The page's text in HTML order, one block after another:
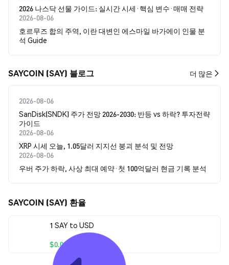
2026 나스닥 선물 가이드: 실시간 시세·핵심 변수·매매 전략
2026-08-06
호르무즈 합의 주역, 이란 대변인 에스마일 바가에이 인물 분
석 Guide
SAYCOIN (SAY) 블로그 더 많은
2026-08-06
SanDisk(SNDK) 주가 전망 2026-2030: 반등 vs 하락? 투자전략
가이드
2026-08-06
XRP 시세 오늘, 1.05달러 지지선 붕괴 분석 및 전망
2026-08-06
우버 주가 하락, 사상 최대 예약·첫 100억달러 현금 기록 분석
SAYCOIN (SAY) 환율
1 SAY to USD
$0.00000516